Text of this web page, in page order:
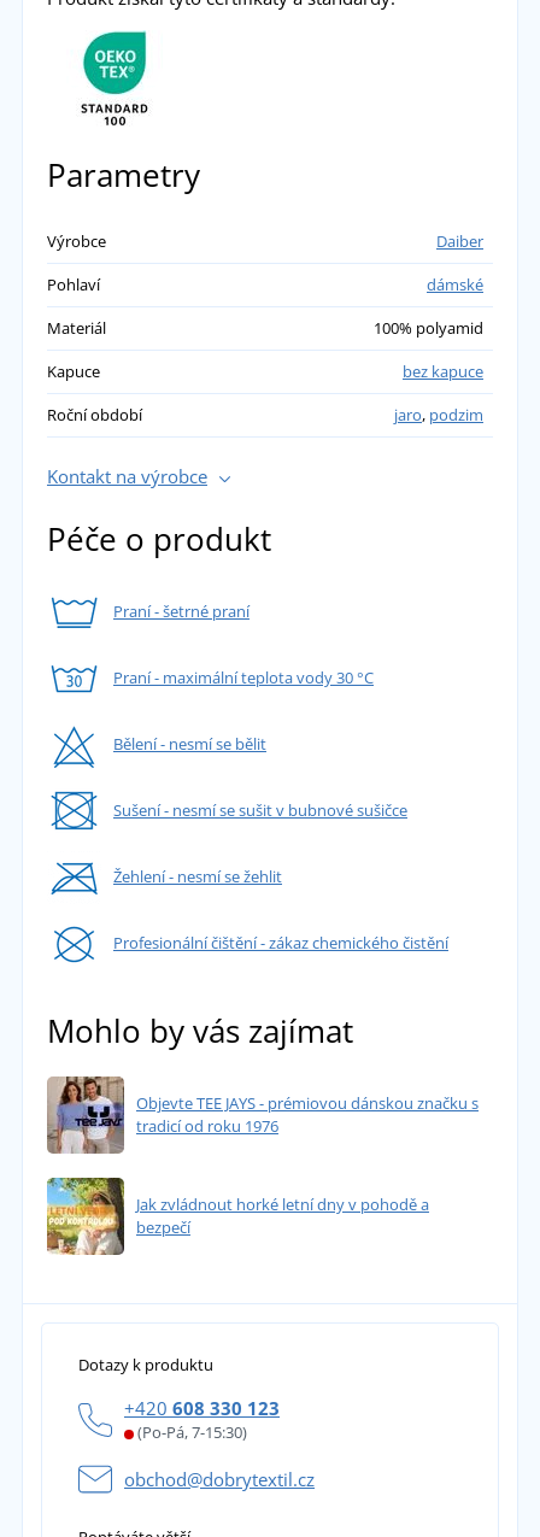
Parametry
Výrobce
Daiber
Pohlaví
dámské
Materiál
100% polyamid
Kapuce
bez kapuce
Roční období
jaro, podzim
Kontakt na výrobce
Péče o produkt
Praní - šetrné praní
Praní - maximální teplota vody 30 °C
Bělení - nesmí se bělit
Sušení - nesmí se sušit v bubnové sušičce
Žehlení - nesmí se žehlit
Profesionální čištění - zákaz chemického čistění
Mohlo by vás zajímat
Objevte TEE JAYS - prémiovou dánskou značku s
tradicí od roku 1976
Jak zvládnout horké letní dny v pohodě a
bezpečí
Dotazy k produktu
+420 608 330 123
(Po-Pá, 7-15:30)
obchod@dobrytextil.cz